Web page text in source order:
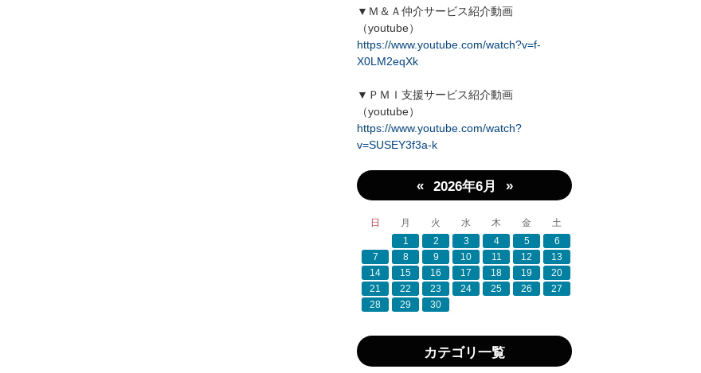
▼Ｍ＆Ａ仲介サービス紹介動画
（youtube）
https://www.youtube.com/watch?v=f-
X0LM2eqXk
▼ＰＭＩ支援サービス紹介動画
（youtube）
https://www.youtube.com/watch?
v=SUSEY3f3a-k
« 2026年6月 »
日 月 火 水 木 金
土
1
2 3 4 5
6
7
8 9 10 11 12
13
14
15 16 17 18 19
20
21
22 23 24 25 26
27
28
29 30
カテゴリ一覧